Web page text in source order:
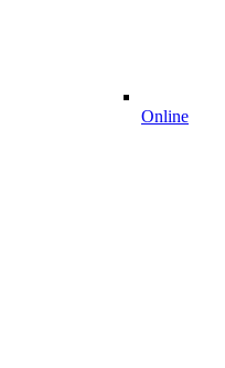
Online